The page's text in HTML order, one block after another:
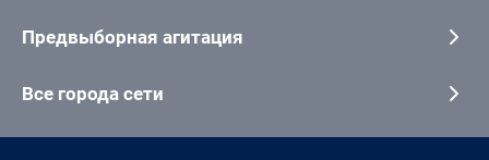
Предвыборная агитация
Все города сети